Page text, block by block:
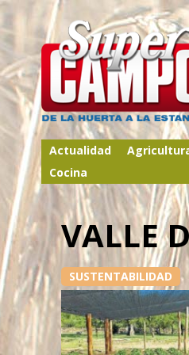
Actualidad
Cocina
VALLE
SUSTENTABILIDAD